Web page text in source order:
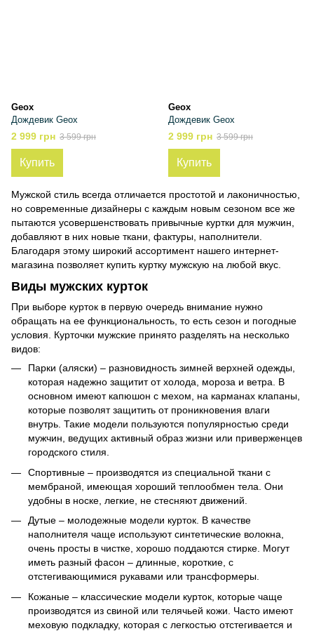
Geox
Дождевик Geox
2 999 грн 3 599 грн
Купить
Geox
Дождевик Geox
2 999 грн 3 599 грн
Купить
Мужской стиль всегда отличается простотой и лаконичностью,
но современные дизайнеры с каждым новым сезоном все же
пытаются усовершенствовать привычные куртки для мужчин,
добавляют в них новые ткани, фактуры, наполнители.
Благодаря этому широкий ассортимент нашего интернет-
магазина позволяет купить куртку мужскую на любой вкус.
Виды мужских курток
При выборе курток в первую очередь внимание нужно
обращать на ее функциональность, то есть сезон и погодные
условия. Курточки мужские принято разделять на несколько
видов:
Парки (аляски) – разновидность зимней верхней одежды,
которая надежно защитит от холода, мороза и ветра. В
основном имеют капюшон с мехом, на карманах клапаны,
которые позволят защитить от проникновения влаги
внутрь. Такие модели пользуются популярностью среди
мужчин, ведущих активный образ жизни или приверженцев
городского стиля.
Спортивные – производятся из специальной ткани с
мембраной, имеющая хороший теплообмен тела. Они
удобны в носке, легкие, не стесняют движений.
Дутые – молодежные модели курток. В качестве
наполнителя чаще используют синтетические волокна,
очень просты в чистке, хорошо поддаются стирке. Могут
иметь разный фасон – длинные, короткие, с
отстегивающимися рукавами или трансформеры.
Кожаные – классические модели курток, которые чаще
производятся из свиной или телячьей кожи. Часто имеют
меховую подкладку, которая с легкостью отстегивается и